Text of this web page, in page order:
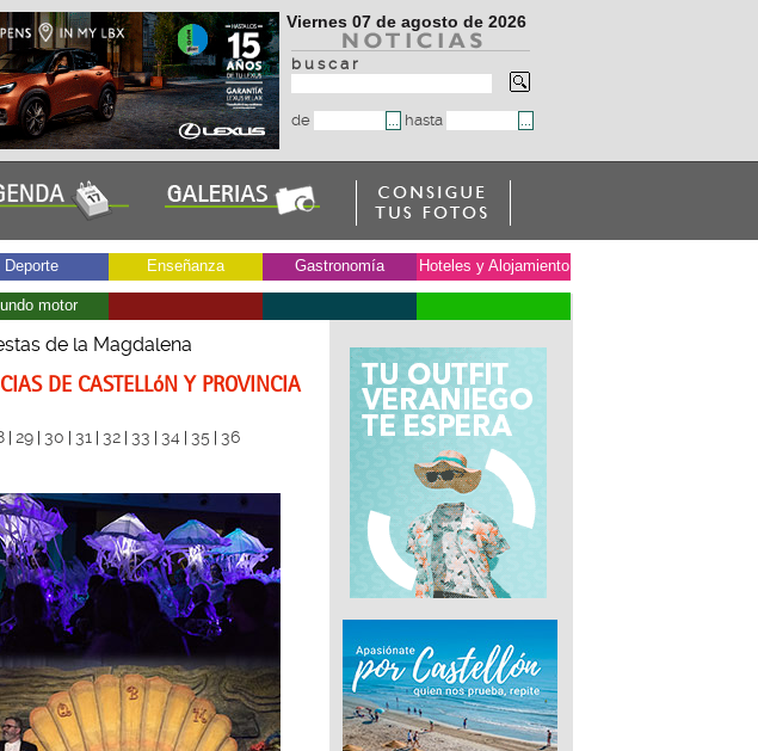
Viernes 07 de agosto de 2026
b u s c a r
de hasta
Deporte Enseñanza Gastronomía Hoteles y Alojamiento
motor
de la Magdalena
DE CASTELLóN Y PROVINCIA
29 30 31 32 33 34 35 36